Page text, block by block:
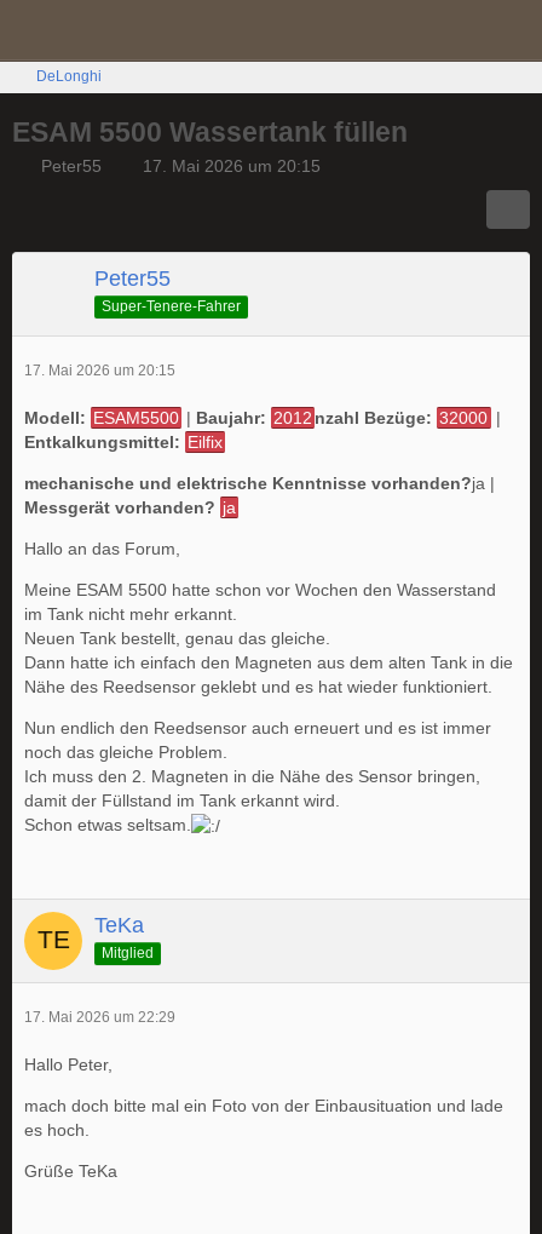
DeLonghi
ESAM 5500 Wassertank füllen
Peter55 17. Mai 2026 um 20:15
Peter55
Super-Tenere-Fahrer
17. Mai 2026 um 20:15
Modell: ESAM5500 | Baujahr: 2012 nzahl Bezüge: 32000 |
Entkalkungsmittel: Eilfix
mechanische und elektrische Kenntnisse vorhanden?ja |
Messgerät vorhanden? ja
Hallo an das Forum,
Meine ESAM 5500 hatte schon vor Wochen den Wasserstand
im Tank nicht mehr erkannt.
Neuen Tank bestellt, genau das gleiche.
Dann hatte ich einfach den Magneten aus dem alten Tank in die
Nähe des Reedsensor geklebt und es hat wieder funktioniert.
Nun endlich den Reedsensor auch erneuert und es ist immer
noch das gleiche Problem.
Ich muss den 2. Magneten in die Nähe des Sensor bringen,
damit der Füllstand im Tank erkannt wird.
Schon etwas seltsam.
TeKa
Mitglied
17. Mai 2026 um 22:29
Hallo Peter,
mach doch bitte mal ein Foto von der Einbausituation und lade
es hoch.
Grüße TeKa